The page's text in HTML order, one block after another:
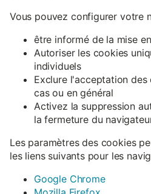
Vous pouvez configurer votre
être informé de la mise
Autoriser les cookies
individuels
Exclure l'acceptation
cas ou en général
Activez la suppression
la fermeture du
Les paramètres des cookies
les liens suivants pour les
Google Chrome